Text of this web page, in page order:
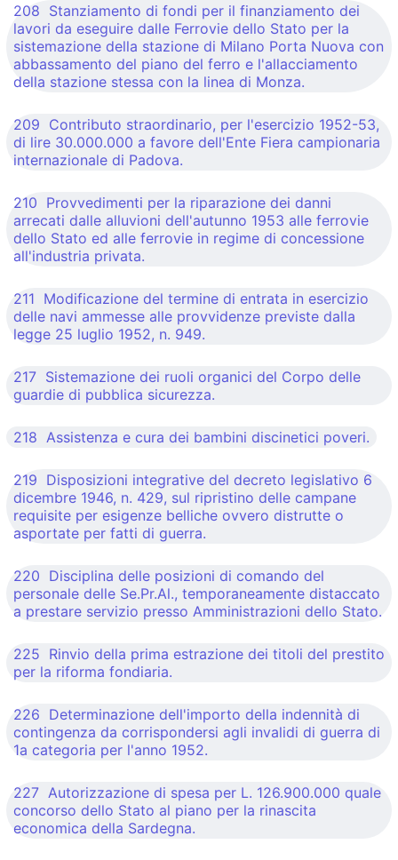
208 Stanziamento di fondi per il finanziamento dei
lavori da eseguire dalle Ferrovie dello Stato per la
sistemazione della stazione di Milano Porta Nuova con
abbassamento del piano del ferro e l'allacciamento
della stazione stessa con la linea di Monza.
209 Contributo straordinario, per l'esercizio 1952-53,
di lire 30.000.000 a favore dell'Ente Fiera campionaria
internazionale di Padova.
210 Provvedimenti per la riparazione dei danni
arrecati dalle alluvioni dell'autunno 1953 alle ferrovie
dello Stato ed alle ferrovie in regime di concessione
all'industria privata.
211 Modificazione del termine di entrata in esercizio
delle navi ammesse alle provvidenze previste dalla
legge 25 luglio 1952, n. 949.
217 Sistemazione dei ruoli organici del Corpo delle
guardie di pubblica sicurezza.
218 Assistenza e cura dei bambini discinetici poveri.
219 Disposizioni integrative del decreto legislativo 6
dicembre 1946, n. 429, sul ripristino delle campane
requisite per esigenze belliche ovvero distrutte o
asportate per fatti di guerra.
220 Disciplina delle posizioni di comando del
personale delle Se.Pr.Al., temporaneamente distaccato
a prestare servizio presso Amministrazioni dello Stato.
225 Rinvio della prima estrazione dei titoli del prestito
per la riforma fondiaria.
226 Determinazione dell'importo della indennità di
contingenza da corrispondersi agli invalidi di guerra di
1a categoria per l'anno 1952.
227 Autorizzazione di spesa per L. 126.900.000 quale
concorso dello Stato al piano per la rinascita
economica della Sardegna.